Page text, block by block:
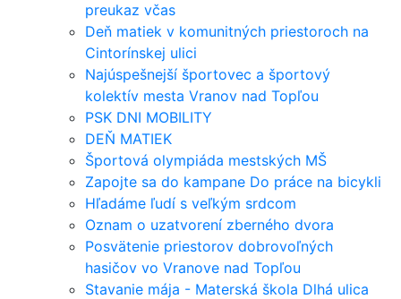
preukaz včas
Deň matiek v komunitných priestoroch na
Cintorínskej ulici
Najúspešnejší športovec a športový
kolektív mesta Vranov nad Topľou
PSK DNI MOBILITY
DEŇ MATIEK
Športová olympiáda mestských MŠ
Zapojte sa do kampane Do práce na bicykli
Hľadáme ľudí s veľkým srdcom
Oznam o uzatvorení zberného dvora
Posvätenie priestorov dobrovoľných
hasičov vo Vranove nad Topľou
Stavanie mája - Materská škola Dlhá ulica